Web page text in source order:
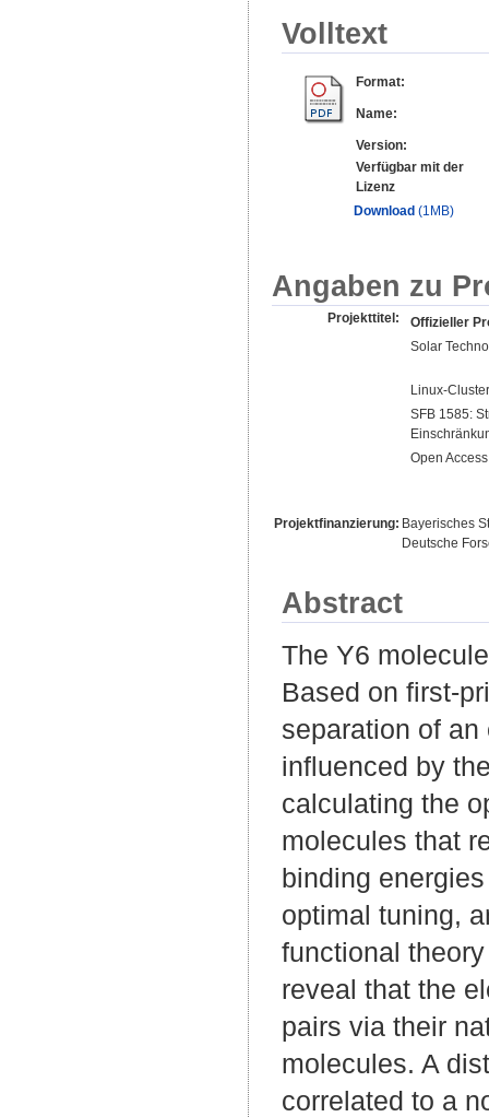
Volltext
Format:
Name:
Version:
Verfügbar mit der
Lizenz
Download (1MB)
Angaben zu
Projekttitel:
Offizieller
Solar
Linux-
SFB 1585:
Open
Projektfinanzierung: Bayerisches
Deutsche
Abstract
The Y6
Based on first-
separation of
influenced by
calculating the
molecules that
binding
optimal tuning,
functional
reveal that the
pairs via their
molecules. A
correlated to a